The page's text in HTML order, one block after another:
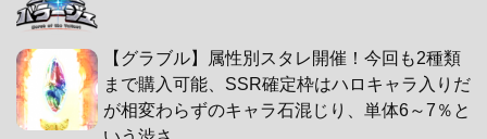
【グラブル】属性別スタレ開催！今回も2種類
まで購入可能、SSR確定枠はハロキャラ入りだ
が相変わらずのキャラ石混じり、単体6～7％と